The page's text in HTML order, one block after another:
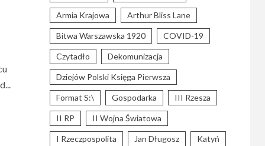
Armia Krajowa Arthur Bliss Lane
Bitwa Warszawska 1920 COVID-19
Czytadło Dekomunizacja
Dziejów Polski Księga Pierwsza
Format S:\ Gospodarka III Rzesza
II RP II Wojna Światowa
I Rzeczpospolita Jan Długosz Katyń